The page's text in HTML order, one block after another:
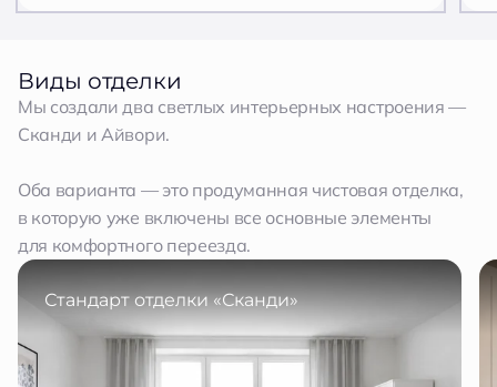
Виды отделки
Мы создали два светлых интерьерных настроения —
Сканди и Айвори.
Оба варианта — это продуманная чистовая отделка,
в которую уже включены все основные элементы
для комфортного переезда.
Стандарт отделки «Сканди»